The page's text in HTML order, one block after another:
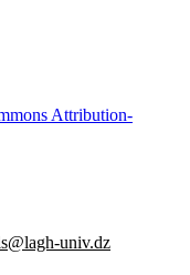
Attribution-
univ.dz